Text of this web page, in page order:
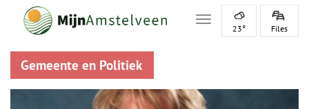
Toggle navigation
23° Files
Gemeente en Politiek